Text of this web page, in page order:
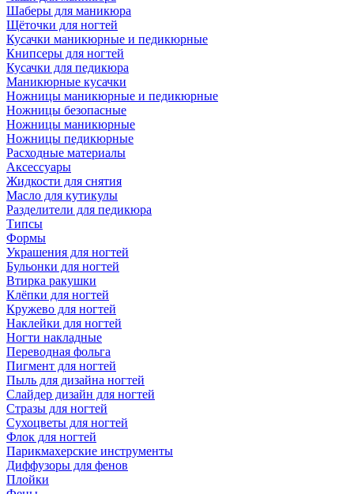
Шаберы для маникюра
Щёточки для ногтей
Кусачки маникюрные и педикюрные
Книпсеры для ногтей
Кусачки для педикюра
Маникюрные кусачки
Ножницы маникюрные и педикюрные
Ножницы безопасные
Ножницы маникюрные
Ножницы педикюрные
Расходные материалы
Аксессуары
Жидкости для снятия
Масло для кутикулы
Разделители для педикюра
Типсы
Формы
Украшения для ногтей
Бульонки для ногтей
Втирка ракушки
Клёпки для ногтей
Кружево для ногтей
Наклейки для ногтей
Ногти накладные
Переводная фольга
Пигмент для ногтей
Пыль для дизайна ногтей
Слайдер дизайн для ногтей
Стразы для ногтей
Сухоцветы для ногтей
Флок для ногтей
Парикмахерские инструменты
Диффузоры для фенов
Плойки